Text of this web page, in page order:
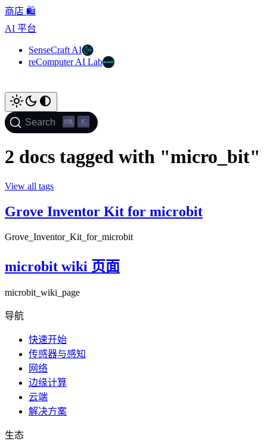
商店 🛍️
AI 平台
SenseCraft AI
reComputer AI Lab
Search K
2 docs tagged with "micro_bit"
View all tags
Grove Inventor Kit for microbit
Grove_Inventor_Kit_for_microbit
microbit wiki 页面
microbit_wiki_page
导航
快速开始
传感器与感知
网络
边缘计算
云端
解决方案
生态